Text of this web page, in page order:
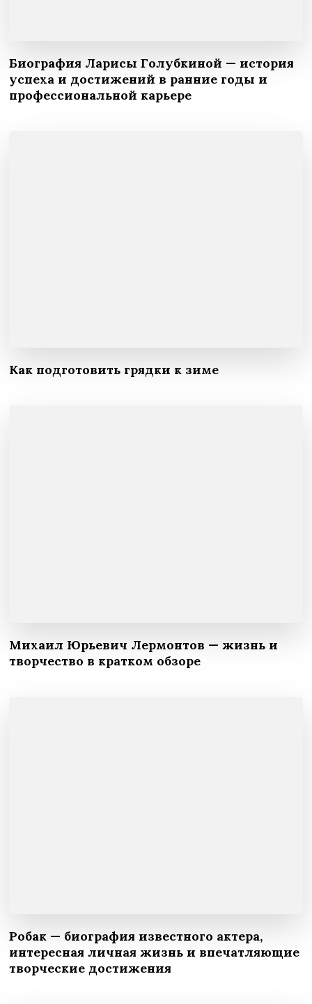
Биография Ларисы Голубкиной — история
успеха и достижений в ранние годы и
профессиональной карьере
Как подготовить грядки к зиме
Михаил Юрьевич Лермонтов — жизнь и
творчество в кратком обзоре
Робак — биография известного актера,
интересная личная жизнь и впечатляющие
творческие достижения